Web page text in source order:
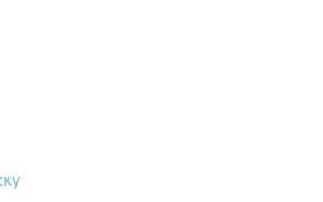
оценки воздействия на